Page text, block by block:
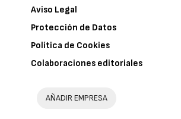
Aviso Legal
Protección de Datos
Política de Cookies
Colaboraciones editoriales
AÑADIR EMPRESA